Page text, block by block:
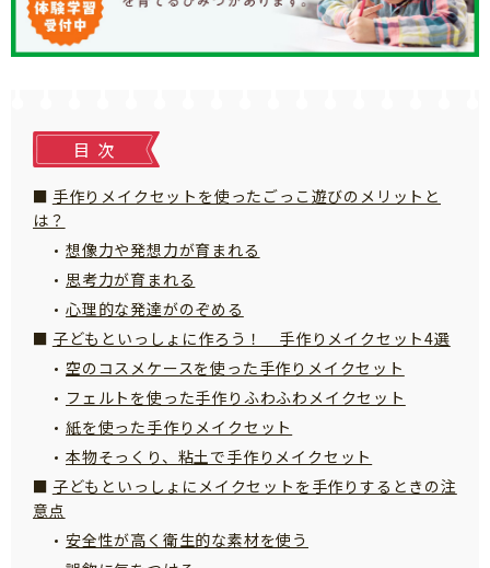
「こそだてまっぷ」とは
サイトのご利⽤にあたって
お問い合わせ
目次
手作りメイクセットを使ったごっこ遊びのメリットと
は？
想像力や発想力が育まれる
思考力が育まれる
心理的な発達がのぞめる
子どもといっしょに作ろう！ 手作りメイクセット4選
空のコスメケースを使った手作りメイクセット
フェルトを使った手作りふわふわメイクセット
紙を使った手作りメイクセット
本物そっくり、粘土で手作りメイクセット
子どもといっしょにメイクセットを手作りするときの注
意点
安全性が高く衛生的な素材を使う